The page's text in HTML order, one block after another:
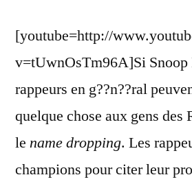
:
What
your
name
?
[youtube=http://
v=tUwnOsTm96A]Si Snoop
rappeurs en g??n??ral
quelque chose aux gens des
le name dropping. Les
champions pour citer leur